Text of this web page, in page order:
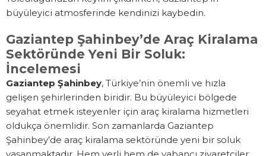
büyüleyici atmosferinde kendinizi kaybedin.
Gaziantep Şahinbey’de Araç Kiralama
Sektöründe Yeni Bir Soluk:
İncelemesi
Gaziantep Şahinbey, Türkiye’nin önemli ve hızla
gelişen şehirlerinden biridir. Bu büyüleyici bölgede
seyahat etmek isteyenler için araç kiralama hizmetleri
oldukça önemlidir. Son zamanlarda Gaziantep
Şahinbey’de araç kiralama sektöründe yeni bir soluk